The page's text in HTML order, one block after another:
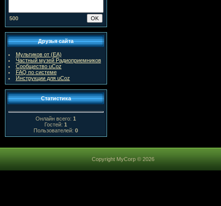
500
Друзья сайта
Мультиков от (ЕА)
Частный музей Радиоприемников
Сообщество uCoz
FAQ по системе
Инструкции для uCoz
Статистика
Онлайн всего:1
Гостей:1
Пользователей:0
Copyright MyCorp © 2026